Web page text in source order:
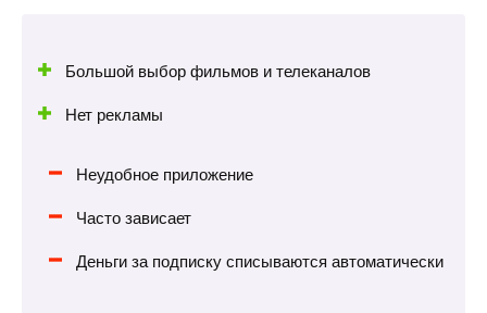
Большой выбор фильмов и телеканалов
Нет рекламы
Неудобное приложение
Часто зависает
Деньги за подписку списываются автоматически